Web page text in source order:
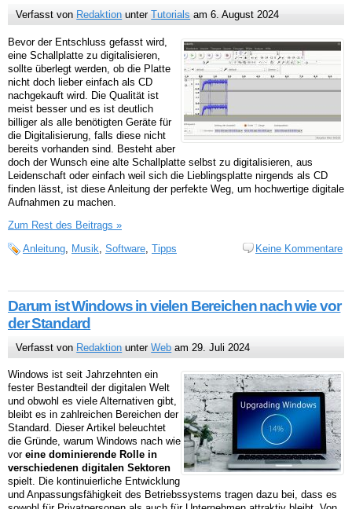
Verfasst von Redaktion unterTutorials am 6. August 2024
Bevor der Entschluss gefasst wird,
eine Schallplatte zu digitalisieren,
sollte überlegt werden, ob die Platte
nicht doch lieber einfach als CD
nachgekauft wird. Die Qualität ist
meist besser und es ist deutlich
billiger als alle benötigten Geräte für
die Digitalisierung, falls diese nicht
bereits vorhanden sind. Besteht aber
doch der Wunsch eine alte Schallplatte selbst zu digitalisieren, aus
Leidenschaft oder einfach weil sich die Lieblingsplatte nirgends als CD
finden lässt, ist diese Anleitung der perfekte Weg, um hochwertige digitale
Aufnahmen zu machen.
Zum Rest des Beitrags »
Anleitung, Musik, Software, Tipps Keine Kommentare
Darum ist Windows in vielen Bereichen nach wie vor
der Standard
Verfasst von Redaktion unterWeb am 29. Juli 2024
Windows ist seit Jahrzehnten ein
fester Bestandteil der digitalen Welt
und obwohl es viele Alternativen gibt,
bleibt es in zahlreichen Bereichen der
Standard. Dieser Artikel beleuchtet
die Gründe, warum Windows nach wie
vor eine dominierende Rolle in
verschiedenen digitalen Sektoren
spielt. Die kontinuierliche Entwicklung
und Anpassungsfähigkeit des Betriebssystems tragen dazu bei, dass es